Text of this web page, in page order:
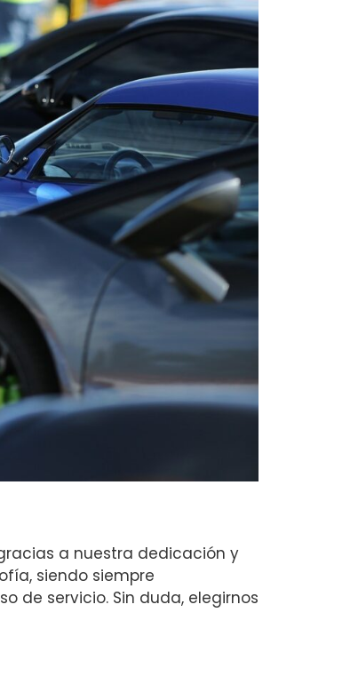
a nuestra dedicación y
siendo siempre
de servicio. Sin duda, elegirnos